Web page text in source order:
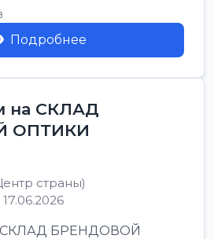
Подробнее
на СКЛАД
ОПТИКИ
страны)
СКЛАД БРЕНДОВОЙ